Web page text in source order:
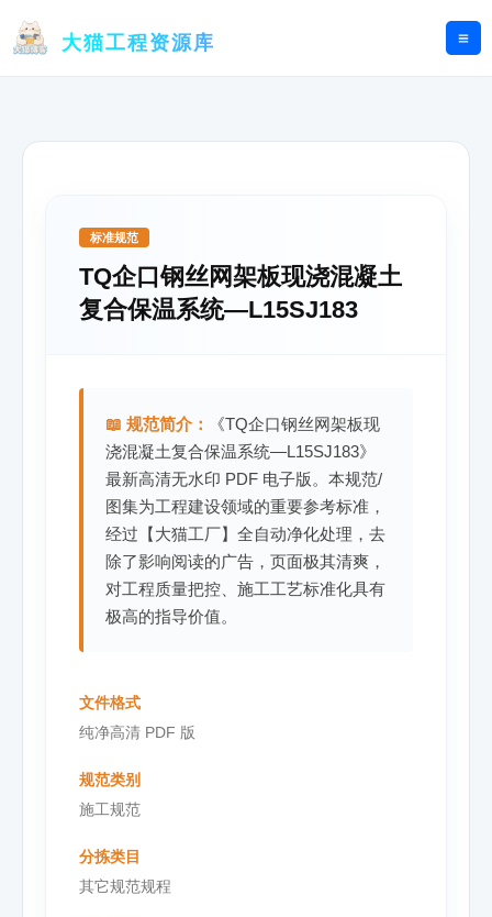
大猫工程资源库
标准规范
TQ企口钢丝网架板现浇混凝土
复合保温系统—L15SJ183
📖 规范简介：
《TQ企口钢丝网架板现
浇混凝土复合保温系统—L15SJ183》
最新高清无水印 PDF 电子版。本规范/
图集为工程建设领域的重要参考标准，
经过【大猫工厂】全自动净化处理，去
除了影响阅读的广告，页面极其清爽，
对工程质量把控、施工工艺标准化具有
极高的指导价值。
文件格式
纯净高清 PDF 版
规范类别
施工规范
分拣类目
其它规范规程